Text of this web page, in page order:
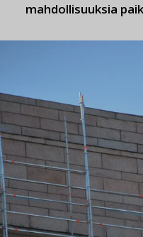
mahdollisuuksia